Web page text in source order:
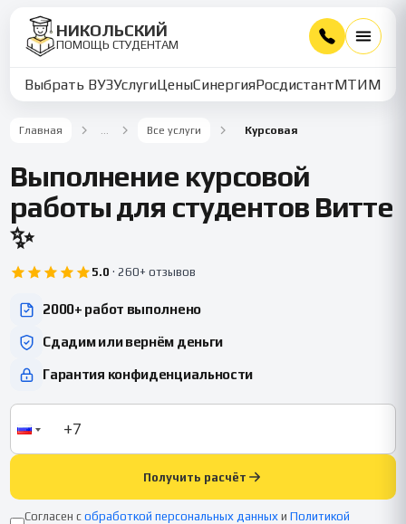
НИКОЛЬСКИЙ
ПОМОЩЬ СТУДЕНТАМ
Выбрать ВУЗУслугиЦеныСинергияРосдистантМТИММУ
Главная … Все услуги Курсовая
Выполнение курсовой
работы для студентов Витте
✨
5.0 ·260+ отзывов
2000+ работ выполнено
Сдадим или вернём деньги
Гарантия конфиденциальности
Получить расчёт
Согласен с обработкой персональных данных и Политикой